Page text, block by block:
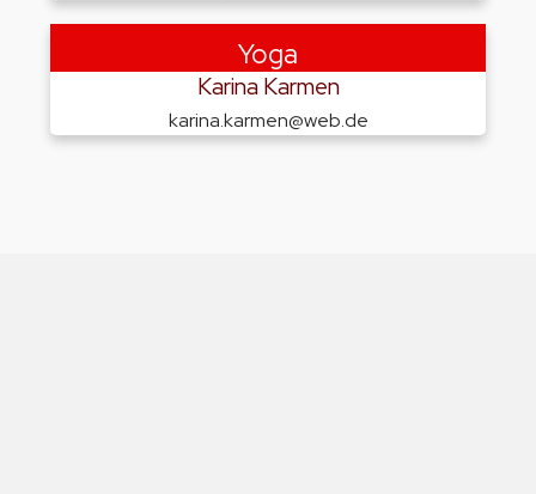
Yoga
Karina Karmen
karina.karmen@web.de